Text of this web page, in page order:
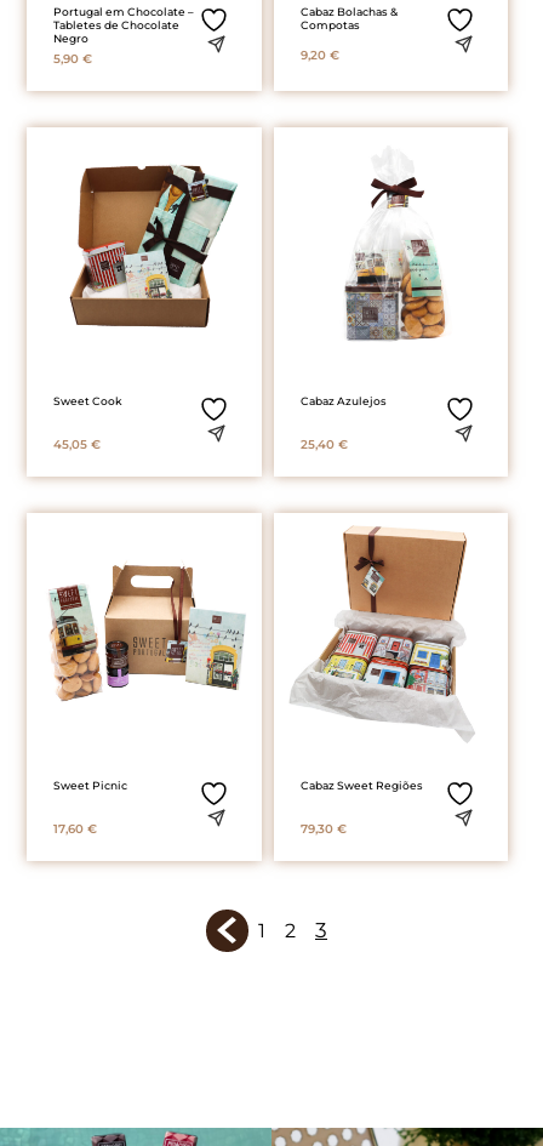
Portugal em Chocolate –
Tabletes de Chocolate
Negro
5,90€
Cabaz Bolachas &
Compotas
9,20 €
Sweet Cook
45,05€
Cabaz Azulejos
25,40 €
Sweet Picnic
17,60€
Cabaz Sweet Regiões
79,30 €
1 2 3